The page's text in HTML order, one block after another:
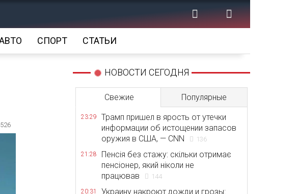
СПОРТ СТАТЬИ
526
НОВОСТИ СЕГОДНЯ
Свежие Популярные
23:29
Трамп пришел в ярость от утечки
информации об истощении запасов
оружия в США, — CNN
136
21:28
Пенсія без стажу: скільки отримає
пенсіонер, який ніколи не
працював
144
20:31
Украину накроют дожди и грозы: